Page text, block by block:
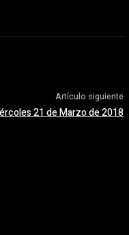
Artículo siguiente
21 de Marzo de 2018